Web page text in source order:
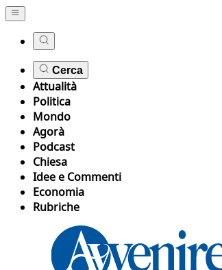
Cerca
Attualità
Politica
Mondo
Agorà
Podcast
Chiesa
Idee e Commenti
Economia
Rubriche